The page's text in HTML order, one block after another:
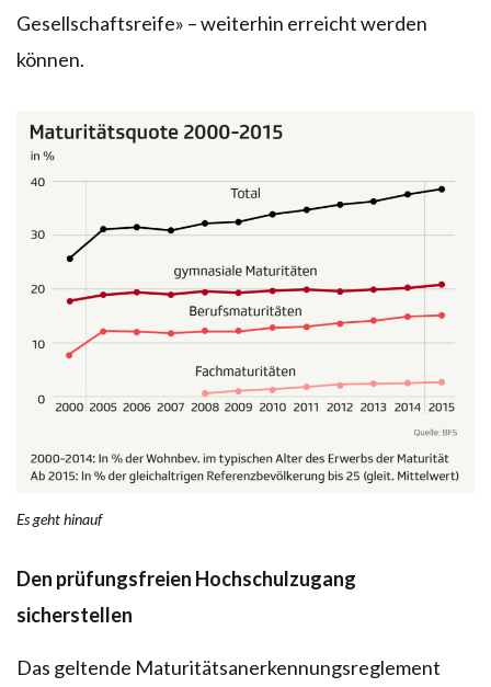
Gesellschaftsreife» – weiterhin erreicht werden
können.
Es geht hinauf
Den prüfungsfreien Hochschulzugang
sicherstellen
Das geltende Maturitätsanerkennungsreglement